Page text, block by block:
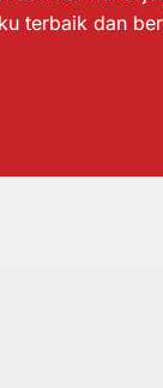
terbaik dan